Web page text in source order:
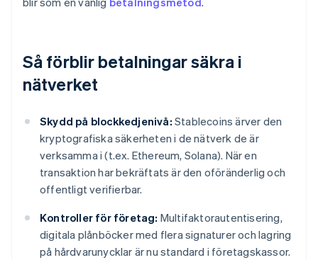
Så förblir betalningar säkra i
nätverket
Skydd på blockkedjenivå: Stablecoins ärver den
kryptografiska säkerheten i de nätverk de är
verksamma i (t.ex. Ethereum, Solana). När en
transaktion har bekräftats är den oföränderlig och
offentligt verifierbar.
Kontroller för företag: Multifaktorautentisering,
digitala plånböcker med flera signaturer och lagring
på hårdvarunycklar är nu standard i företagskassor.